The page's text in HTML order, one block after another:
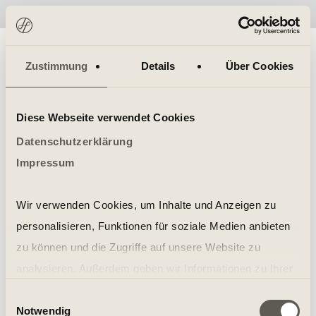
Zustimmung Details Über Cookies
Diese Webseite verwendet Cookies
Datenschutzerklärung
Impressum
Wir verwenden Cookies, um Inhalte und Anzeigen zu
personalisieren, Funktionen für soziale Medien anbieten
zu können und die Zugriffe auf unsere Website zu
soziale Medien, Werbung und Analysen weiter. Unsere
Notwendig